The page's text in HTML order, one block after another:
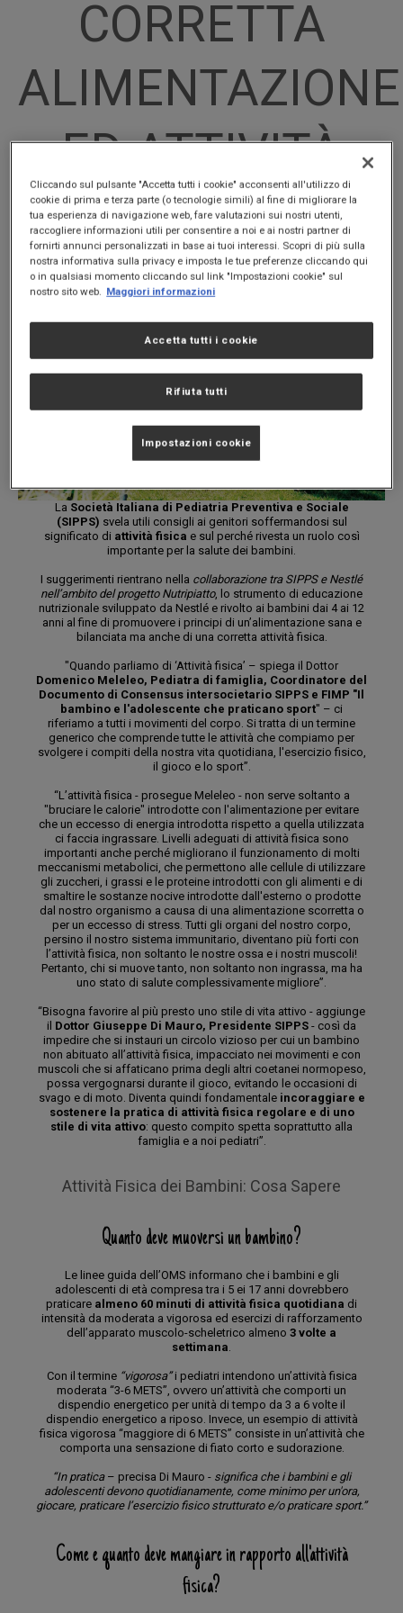
CORRETTA
ALIMENTAZIONE
ED ATTIVITÀ
FISICA DEI
BAMBINI
La Società Italiana di Pediatria Preventiva e Sociale
(SIPPS) svela utili consigli ai genitori soffermandosi sul
significato di attività fisica e sul perché rivesta un ruolo così
importante per la salute dei bambini.
I suggerimenti rientrano nella collaborazione tra SIPPS e Nestlé
nell’ambito del progetto Nutripiatto, lo strumento di educazione
nutrizionale sviluppato da Nestlé e rivolto ai bambini dai 4 ai 12
anni al fine di promuovere i principi di un’alimentazione sana e
bilanciata ma anche di una corretta attività fisica.
"Quando parliamo di ‘Attività fisica’ – spiega il Dottor
Domenico Meleleo, Pediatra di famiglia, Coordinatore del
Documento di Consensus intersocietario SIPPS e FIMP "Il
bambino e l'adolescente che praticano sport" – ci
riferiamo a tutti i movimenti del corpo. Si tratta di un termine
generico che comprende tutte le attività che compiamo per
svolgere i compiti della nostra vita quotidiana, l'esercizio fisico,
il gioco e lo sport”.
“L’attività fisica - prosegue Meleleo - non serve soltanto a
"bruciare le calorie" introdotte con l'alimentazione per evitare
che un eccesso di energia introdotta rispetto a quella utilizzata
ci faccia ingrassare. Livelli adeguati di attività fisica sono
importanti anche perché migliorano il funzionamento di molti
meccanismi metabolici, che permettono alle cellule di utilizzare
gli zuccheri, i grassi e le proteine introdotti con gli alimenti e di
smaltire le sostanze nocive introdotte dall'esterno o prodotte
dal nostro organismo a causa di una alimentazione scorretta o
per un eccesso di stress. Tutti gli organi del nostro corpo,
persino il nostro sistema immunitario, diventano più forti con
l’attività fisica, non soltanto le nostre ossa e i nostri muscoli!
Pertanto, chi si muove tanto, non soltanto non ingrassa, ma ha
uno stato di salute complessivamente migliore”.
“Bisogna favorire al più presto uno stile di vita attivo - aggiunge
il Dottor Giuseppe Di Mauro, Presidente SIPPS - così da
impedire che si instauri un circolo vizioso per cui un bambino
non abituato all’attività fisica, impacciato nei movimenti e con
muscoli che si affaticano prima degli altri coetanei normopeso,
possa vergognarsi durante il gioco, evitando le occasioni di
svago e di moto. Diventa quindi fondamentale incoraggiare e
sostenere la pratica di attività fisica regolare e di uno
stile di vita attivo: questo compito spetta soprattutto alla
famiglia e a noi pediatri”.
Attività Fisica dei Bambini: Cosa Sapere
Quanto deve muoversi un bambino?
Le linee guida dell’OMS informano che i bambini e gli
adolescenti di età compresa tra i 5 ei 17 anni dovrebbero
praticare almeno 60 minuti di attività fisica quotidiana di
intensità da moderata a vigorosa ed esercizi di rafforzamento
dell’apparato muscolo-scheletrico almeno 3 volte a
settimana
Con il termine “vigorosa”i pediatri intendono un’attività fisica
moderata “3-6 METS”, ovvero un’attività che comporti un
dispendio energetico per unità di tempo da 3 a 6 volte il
dispendio energetico a riposo. Invece, un esempio di attività
fisica vigorosa “maggiore di 6 METS” consiste in un’attività che
comporta una sensazione di fiato corto e sudorazione.
“In pratica– precisa Di Mauro - significa che i bambini e gli
adolescenti devono quotidianamente, come minimo per un'ora,
giocare, praticare l’esercizio fisico strutturato e/o praticare sport.”
Come e quanto deve mangiare in rapporto all'attività
fisica?
Cliccando sul pulsante "Accetta tutti i cookie" acconsenti all'utilizzo di
cookie di prima e terza parte (o tecnologie simili) al fine di migliorare la
tua esperienza di navigazione web, fare valutazioni sui nostri utenti,
raccogliere informazioni utili per consentire a noi e ai nostri partner di
fornirti annunci personalizzati in base ai tuoi interessi. Scopri di più sulla
nostra informativa sulla privacy e imposta le tue preferenze cliccando qui
o in qualsiasi momento cliccando sul link "Impostazioni cookie" sul
nostro sito web. Maggiori informazioni
Rifiuta tutti
Accetta tutti i cookie
Impostazioni cookie